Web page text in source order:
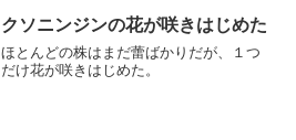
クソニンジンの花が咲きはじめた
ほとんどの株はまだ蕾ばかりだが、１つ
だけ花が咲きはじめた。